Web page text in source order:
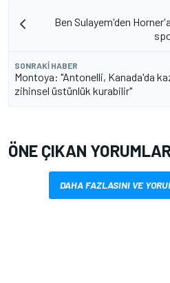
Ben Sulayem'den
SONRAKI HABER
Montoya: "Antonelli, Kanada'da
zihinsel üstünlük kurabilir"
ÖNE ÇIKAN
DAHA FAZLASINI VE